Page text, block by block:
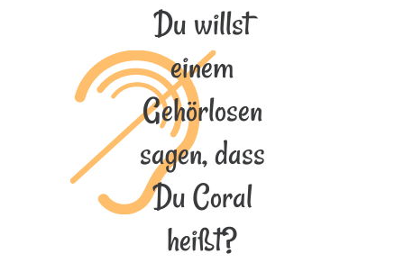
Du willst
einem
Gehörlosen
sagen, dass
Du Coral
heißt?